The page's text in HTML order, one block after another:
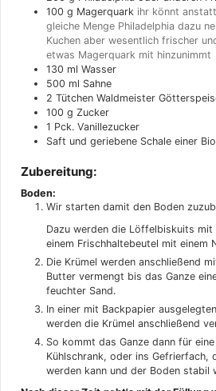
100 g Magerquark ihr könnt
gleiche Menge Philadelphia dazu
Kuchen aber wesentlich frischer
etwas Magerquark mit hinzunimmt
130 ml Wasser
500 ml Sahne
2 Tütchen Waldmeister
100 g Zucker
1 Pck. Vanillezucker
Saft und geriebene Schale einer
Zubereitung:
Boden:
Wir starten damit den Boden
Dazu werden die Löffelbiskuits mit
einem Frischhaltebeutel mit einem
Die Krümel werden anschließend
Butter vermengt bis das Ganze
feuchter Sand.
In einer mit Backpapier
werden die Krümel anschließend
So kommt das Ganze dann für
Kühlschrank, oder ins Gefrierfach,
werden kann und der Boden stabil